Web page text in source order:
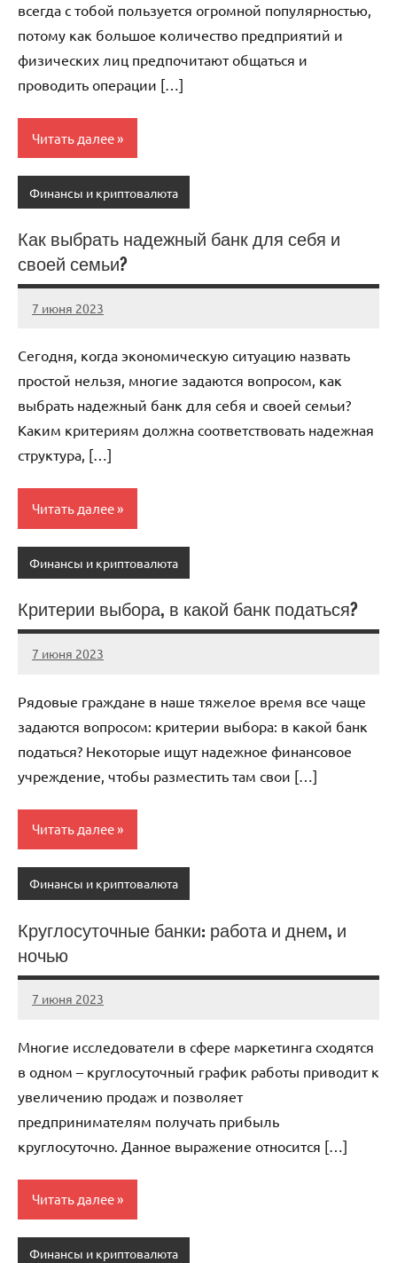
всегда с тобой пользуется огромной популярностью,
потому как большое количество предприятий и
физических лиц предпочитают общаться и
проводить операции […]
Читать далее
Финансы и криптовалюта
Как выбрать надежный банк для себя и
своей семьи?
7 июня 2023
immo_navi_ru
Нет
Сегодня, когда экономическую ситуацию назвать
простой нельзя, многие задаются вопросом, как
выбрать надежный банк для себя и своей семьи?
Каким критериям должна соответствовать надежная
структура, […]
Читать далее
Финансы и криптовалюта
Критерии выбора, в какой банк податься?
7 июня 2023
immo_navi_ru
Нет
Рядовые граждане в наше тяжелое время все чаще
задаются вопросом: критерии выбора: в какой банк
податься? Некоторые ищут надежное финансовое
учреждение, чтобы разместить там свои […]
Читать далее
Финансы и криптовалюта
Круглосуточные банки: работа и днем, и
ночью
7 июня 2023
immo_navi_ru
Нет
Многие исследователи в сфере маркетинга сходятся
в одном – круглосуточный график работы приводит к
увеличению продаж и позволяет
предпринимателям получать прибыль
круглосуточно. Данное выражение относится […]
Читать далее
Финансы и криптовалюта